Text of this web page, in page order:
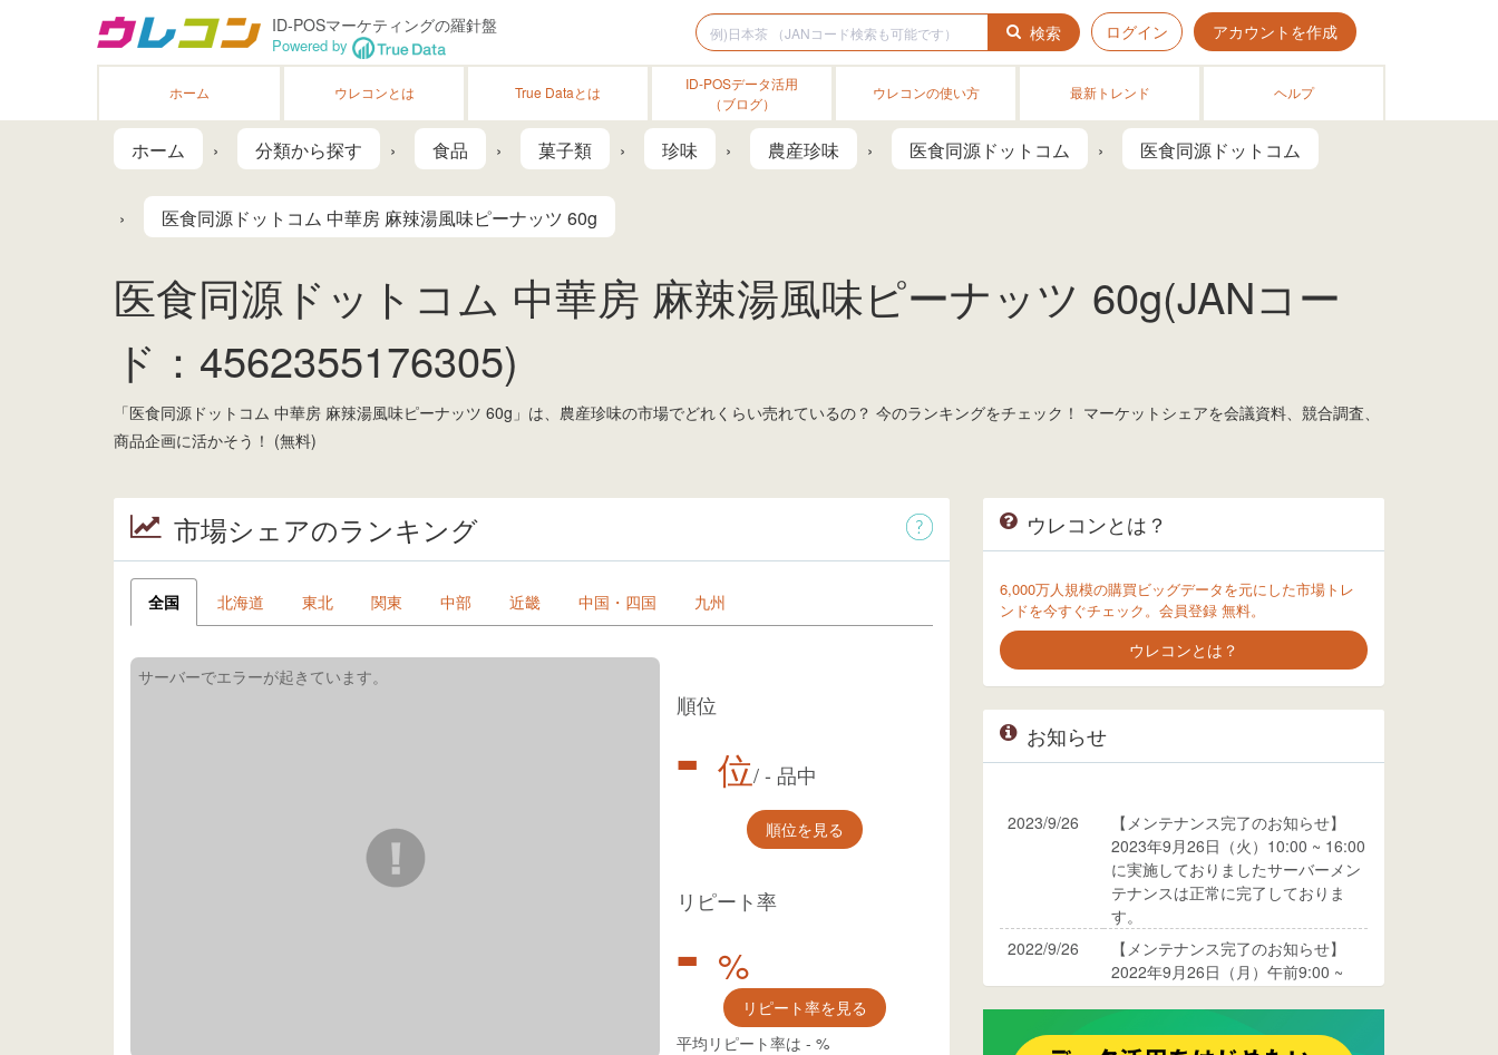
ID-POSマーケティングの羅針盤
Powered by
検索 ログイン アカウントを作成
ホーム ウレコンとは True Dataとは
ID-POSデータ活用
（ブログ）
ウレコンの使い方 最新トレンド ヘルプ
ホーム 分類から探す 食品 菓子類 珍味 農産珍味 医食同源ドットコム 医食同源ドットコム
医食同源ドットコム 中華房 麻辣湯風味ピーナッツ 60g
医食同源ドットコム 中華房 麻辣湯風味ピーナッツ 60g(JANコー
ド：4562355176305)
「医食同源ドットコム 中華房 麻辣湯風味ピーナッツ 60g」は、農産珍味の市場でどれくらい売れているの？ 今のランキングをチェック！ マーケットシェアを会議資料、競合調査、
商品企画に活かそう！ (無料)
市場シェアのランキング
全国 北海道 東北 関東 中部 近畿 中国・四国 九州
順位
- 位/- 品中
順位を見る
リピート率
- %
リピート率を見る
平均リピート率は - %
ウレコンとは？
6,000万人規模の購買ビッグデータを元にした市場トレ
ンドを今すぐチェック。会員登録 無料。
ウレコンとは？
お知らせ
2023/9/26
【メンテナンス完了のお知らせ】
2023年9月26日（火）10:00 ~ 16:00
に実施しておりましたサーバーメン
テナンスは正常に完了しておりま
す。
2022/9/26
【メンテナンス完了のお知らせ】
2022年9月26日（月）午前9:00 ~
ります。